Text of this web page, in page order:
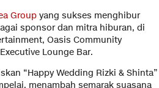
Group yang sukses menghibur
sponsor dan mitra hiburan, di
Oasis Community
Lounge Bar.
“Happy Wedding Rizki & Shinta”
menambah semarak suasana